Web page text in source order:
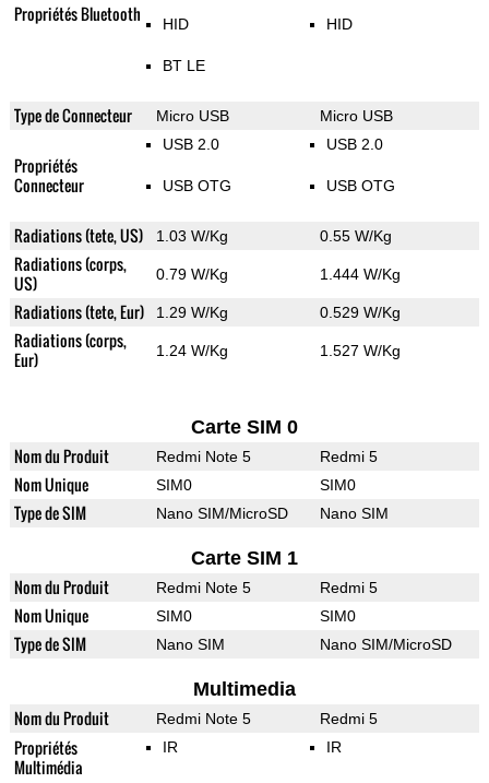
Propriétés Bluetooth HID
BT LE
HID
Type de Connecteur Micro USB Micro USB
Propriétés
Connecteur
USB 2.0
USB OTG
USB 2.0
USB OTG
Radiations (tete, US) 1.03 W/Kg 0.55 W/Kg
Radiations (corps,
US)
0.79 W/Kg 1.444 W/Kg
Radiations (tete, Eur) 1.29 W/Kg 0.529 W/Kg
Radiations (corps,
Eur)
1.24 W/Kg 1.527 W/Kg
Carte SIM 0
Nom du Produit Redmi Note 5 Redmi 5
Nom Unique SIM0 SIM0
Type de SIM Nano SIM/MicroSD Nano SIM
Carte SIM 1
Nom du Produit Redmi Note 5 Redmi 5
Nom Unique SIM0 SIM0
Type de SIM Nano SIM Nano SIM/MicroSD
Multimedia
Nom du Produit Redmi Note 5 Redmi 5
Propriétés
Multimédia
IR IR